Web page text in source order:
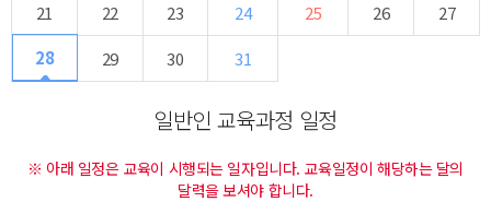
21
22 23 24 25 26
27
28
29 30 31
일반인 교육과정 일정
※ 아래 일정은 교육이 시행되는 일자입니다. 교육일정이 해당하는 달의
달력을 보셔야 합니다.